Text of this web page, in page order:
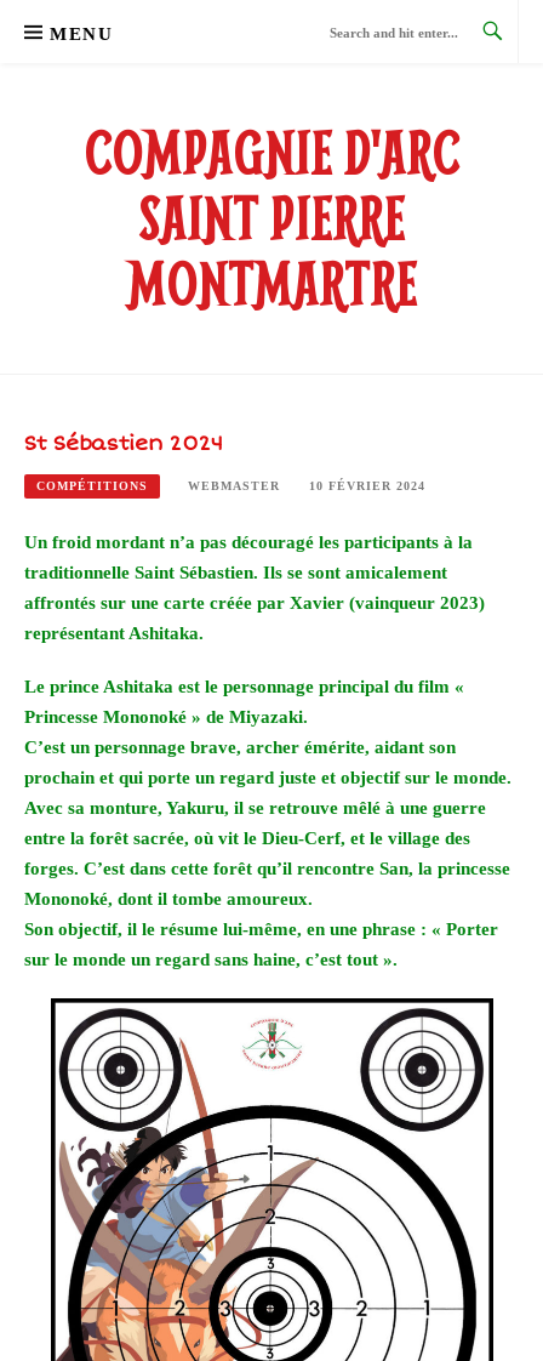
MENU
COMPAGNIE D'ARC
SAINT PIERRE
MONTMARTRE
St Sébastien 2024
COMPÉTITIONS WEBMASTER 10 FÉVRIER 2024
Un froid mordant n’a pas découragé les participants à la
traditionnelle Saint Sébastien. Ils se sont amicalement
affrontés sur une carte créée par Xavier (vainqueur 2023)
représentant Ashitaka.
Le prince Ashitaka est le personnage principal du film «
Princesse Mononoké » de Miyazaki.
C’est un personnage brave, archer émérite, aidant son
prochain et qui porte un regard juste et objectif sur le monde.
Avec sa monture, Yakuru, il se retrouve mêlé à une guerre
entre la forêt sacrée, où vit le Dieu-Cerf, et le village des
forges. C’est dans cette forêt qu’il rencontre San, la princesse
Mononoké, dont il tombe amoureux.
Son objectif, il le résume lui-même, en une phrase : « Porter
sur le monde un regard sans haine, c’est tout ».